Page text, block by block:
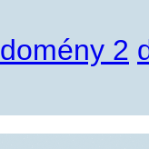
domény 2